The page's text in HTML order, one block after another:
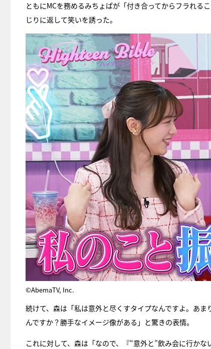
ともにMCを務めるみちょぱが「付き合ってからフラれる
じりに返して笑いを誘った。
©AbemaTV, Inc.
続けて、森は「私は意外と尽くすタイプなんですよ。あ
んですか？勝手なイメージ像がある」と驚きの表情。
これに対して、森は「なので、『“意外と”飲み会に行か